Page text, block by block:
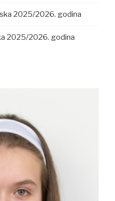
2025/2026. godina
2025/2026. godina